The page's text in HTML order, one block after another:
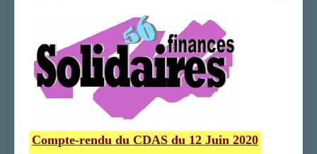
Compte-rendu du CDAS du 12 Juin 2020